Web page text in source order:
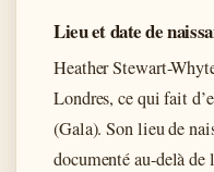
Lieu et date de
Heather Stewart-
Londres, ce qui fait
(Gala). Son lieu de
documenté au-delà de